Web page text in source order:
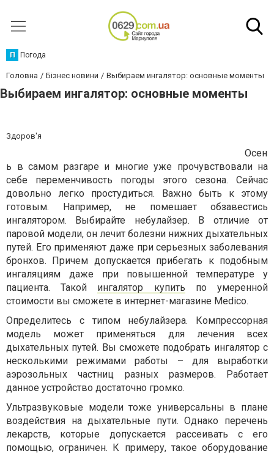
П Погода
Головна Бізнес новини Выбираем ингалятор: основные моменты
Выбираем ингалятор: основные моменты
Здоров'я
Осен
ь в самом разгаре и многие уже прочувствовали на
себе переменчивость погоды этого сезона. Сейчас
довольно легко простудиться. Важно быть к этому
готовым. Например, не помешает обзавестись
ингалятором. Выбирайте небулайзер. В отличие от
паровой модели, он лечит болезни нижних дыхательных
путей. Его применяют даже при серьезных заболевания
бронхов. Причем допускается прибегать к подобным
ингаляциям даже при повышенной температуре у
пациента. Такой ингалятор купить по умеренной
стоимости вы сможете в интернет-магазине Medico.
Определитесь с типом небулайзера. Компрессорная
модель может применяться для лечения всех
дыхательных путей. Вы сможете подобрать ингалятор с
несколькими режимами работы – для выработки
аэрозольных частниц разных размеров. Работает
данное устройство достаточно громко.
Ультразвуковые модели тоже универсальны в плане
воздействия на дыхательные пути. Однако перечень
лекарств, которые допускается рассеивать с его
помощью, ограничен. К примеру, такое оборудование